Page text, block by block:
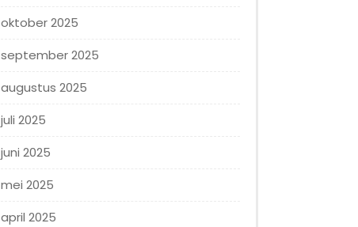
oktober 2025
september 2025
augustus 2025
juli 2025
juni 2025
mei 2025
april 2025